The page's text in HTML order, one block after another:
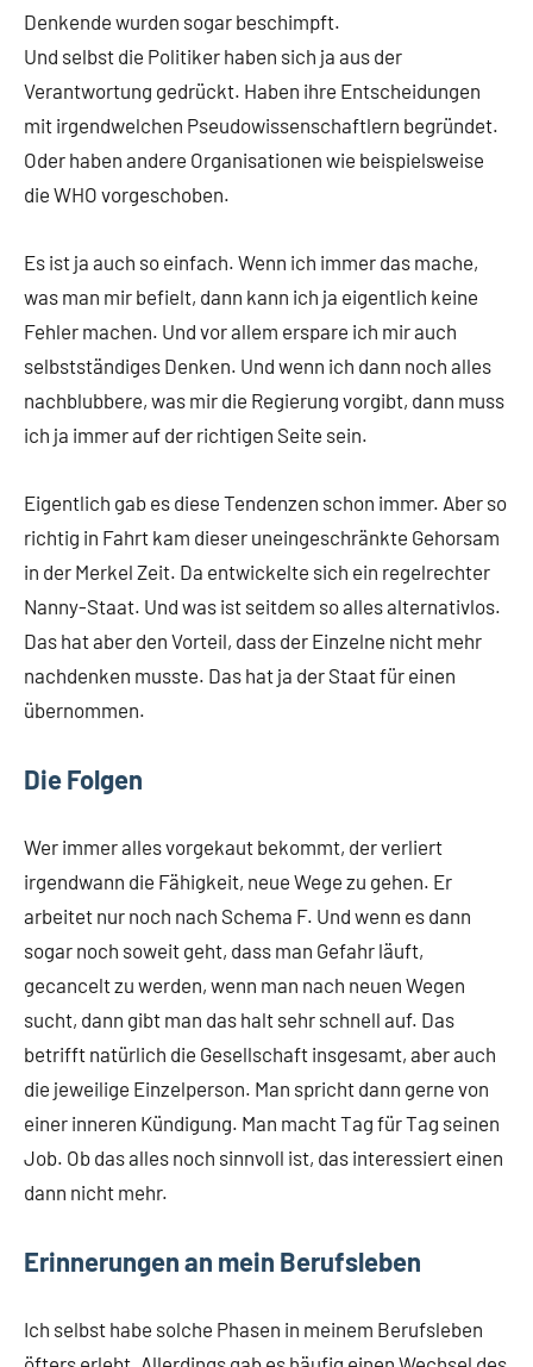
Denkende wurden sogar beschimpft.
Und selbst die Politiker haben sich ja aus der
Verantwortung gedrückt. Haben ihre Entscheidungen
mit irgendwelchen Pseudowissenschaftlern begründet.
Oder haben andere Organisationen wie beispielsweise
die WHO vorgeschoben.
Es ist ja auch so einfach. Wenn ich immer das mache,
was man mir befielt, dann kann ich ja eigentlich keine
Fehler machen. Und vor allem erspare ich mir auch
selbstständiges Denken. Und wenn ich dann noch alles
nachblubbere, was mir die Regierung vorgibt, dann muss
ich ja immer auf der richtigen Seite sein.
Eigentlich gab es diese Tendenzen schon immer. Aber so
richtig in Fahrt kam dieser uneingeschränkte Gehorsam
in der Merkel Zeit. Da entwickelte sich ein regelrechter
Nanny-Staat. Und was ist seitdem so alles alternativlos.
Das hat aber den Vorteil, dass der Einzelne nicht mehr
nachdenken musste. Das hat ja der Staat für einen
übernommen.
Die Folgen
Wer immer alles vorgekaut bekommt, der verliert
irgendwann die Fähigkeit, neue Wege zu gehen. Er
arbeitet nur noch nach Schema F. Und wenn es dann
sogar noch soweit geht, dass man Gefahr läuft,
gecancelt zu werden, wenn man nach neuen Wegen
sucht, dann gibt man das halt sehr schnell auf. Das
betrifft natürlich die Gesellschaft insgesamt, aber auch
die jeweilige Einzelperson. Man spricht dann gerne von
einer inneren Kündigung. Man macht Tag für Tag seinen
Job. Ob das alles noch sinnvoll ist, das interessiert einen
dann nicht mehr.
Erinnerungen an mein Berufsleben
Ich selbst habe solche Phasen in meinem Berufsleben